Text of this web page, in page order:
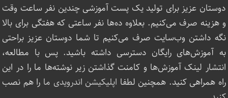
دوستان عزیز برای تولید یک پست آموزشی چندین نفر ساعت‌ وقت
و هزینه صرف می‌کنیم. بعلاوه ده‌ها نفر ساعتی که هفتگی برای بالا
نگه داشتن وب‌سایت صرف ‌می‌کنیم تا شما دوستان عزیز براحتی
به آموزش‌های رایگان دسترسی داشته باشید. پس با مطالعه،
انتشار لینک‌ آموزش‌ها و کامنت گذاشتن زیر نوشته‌‌ها ما را در این
راه همراهی کنید. همچنین لطفا اپلیکیشن اندرویدی ما را هم نصب